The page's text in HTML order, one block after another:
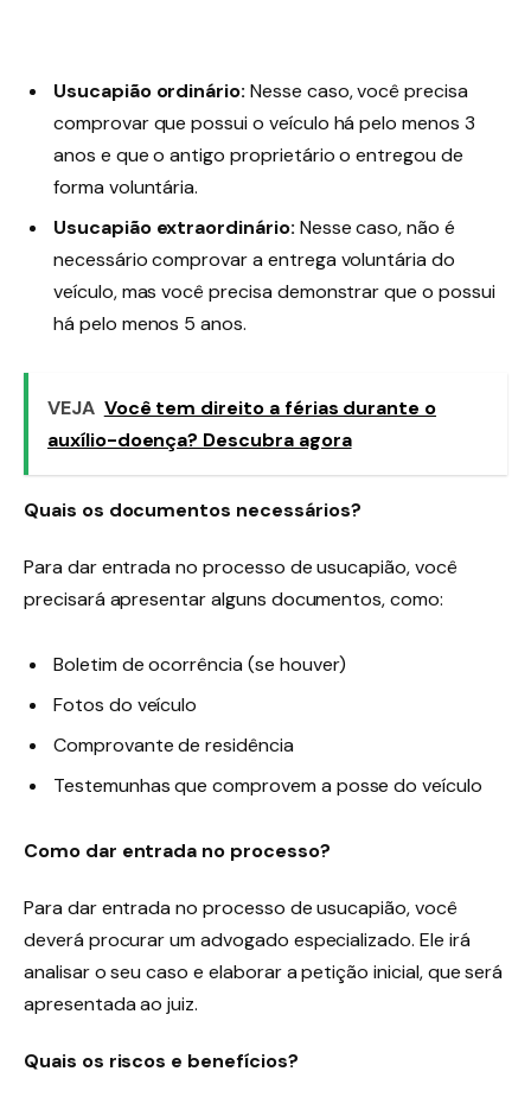
Usucapião ordinário: Nesse caso, você precisa
comprovar que possui o veículo há pelo menos 3
anos e que o antigo proprietário o entregou de
forma voluntária.
Usucapião extraordinário: Nesse caso, não é
necessário comprovar a entrega voluntária do
veículo, mas você precisa demonstrar que o possui
há pelo menos 5 anos.
VEJA Você tem direito a férias durante o
auxílio-doença? Descubra agora
Quais os documentos necessários?
Para dar entrada no processo de usucapião, você
precisará apresentar alguns documentos, como:
Boletim de ocorrência (se houver)
Fotos do veículo
Comprovante de residência
Testemunhas que comprovem a posse do veículo
Como dar entrada no processo?
Para dar entrada no processo de usucapião, você
deverá procurar um advogado especializado. Ele irá
analisar o seu caso e elaborar a petição inicial, que será
apresentada ao juiz.
Quais os riscos e benefícios?